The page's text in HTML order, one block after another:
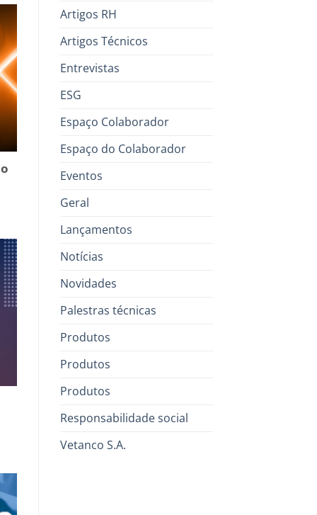
Artigos RH
Artigos Técnicos
Entrevistas
ESG
Espaço Colaborador
Espaço do Colaborador
Eventos
Geral
Lançamentos
Notícias
Novidades
Palestras técnicas
Produtos
Produtos
Produtos
Responsabilidade social
Vetanco S.A.